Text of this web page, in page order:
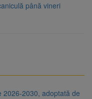
până vineri
2026-2030, adoptată de